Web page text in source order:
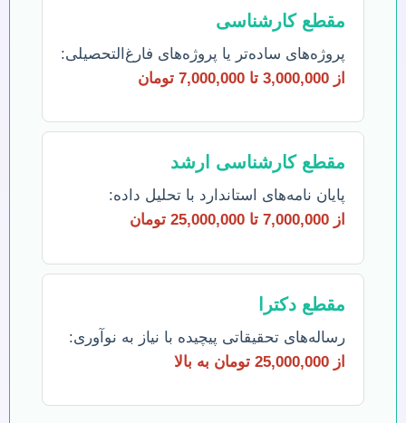
مقطع کارشناسی
پروژه‌های ساده‌تر یا پروژه‌های فارغ‌التحصیلی:
از 3,000,000 تا 7,000,000 تومان
مقطع کارشناسی ارشد
پایان نامه‌های استاندارد با تحلیل داده:
از 7,000,000 تا 25,000,000 تومان
مقطع دکترا
رساله‌های تحقیقاتی پیچیده با نیاز به نوآوری:
از 25,000,000 تومان به بالا